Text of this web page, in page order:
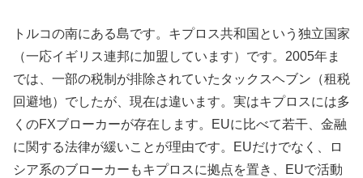
トルコの南にある島です。キプロス共和国という独立国家
（一応イギリス連邦に加盟しています）です。2005年ま
では、一部の税制が排除されていたタックスヘブン（租税
回避地）でしたが、現在は違います。実はキプロスには多
くのFXブローカーが存在します。EUに比べて若干、金融
に関する法律が緩いことが理由です。EUだけでなく、ロ
シア系のブローカーもキプロスに拠点を置き、EUで活動